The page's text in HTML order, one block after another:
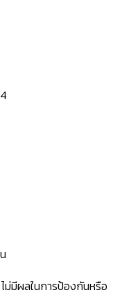
ม่มีผลในการป้องกันหรือ